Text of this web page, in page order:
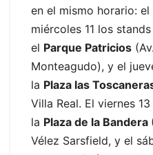
en el mismo horario:
miércoles 11 los
el Parque Patricios
Monteagudo), y el
la Plaza las
Villa Real. El viernes
la Plaza de la Bandera
Vélez Sarsfield, y el